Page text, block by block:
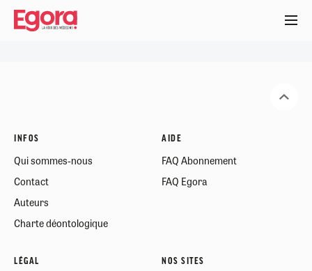
Aller
contenu
INFOS
Qui sommes-nous
Contact
Auteurs
Charte déontologique
AIDE
FAQ Abonnement
FAQ Egora
LÉGAL NOS SITES